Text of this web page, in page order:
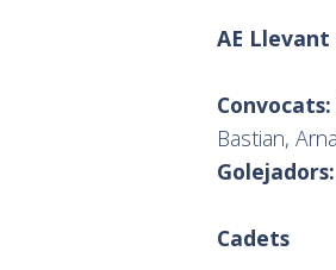
AE
Convocats:
Bastian,
Golejadors:
Cadets